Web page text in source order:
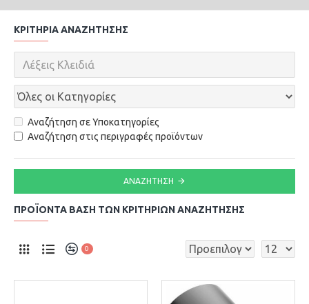
ΚΡΙΤΉΡΙΑ ΑΝΑΖΉΤΗΣΗΣ
Αναζήτηση σε Υποκατηγορίες
Αναζήτηση στις περιγραφές προϊόντων
ΑΝΑΖΉΤΗΣΗ
ΠΡΟΪΌΝΤΑ ΒΆΣΗ ΤΩΝ ΚΡΙΤΗΡΙΩΝ ΑΝΑΖΉΤΗΣΗΣ
0